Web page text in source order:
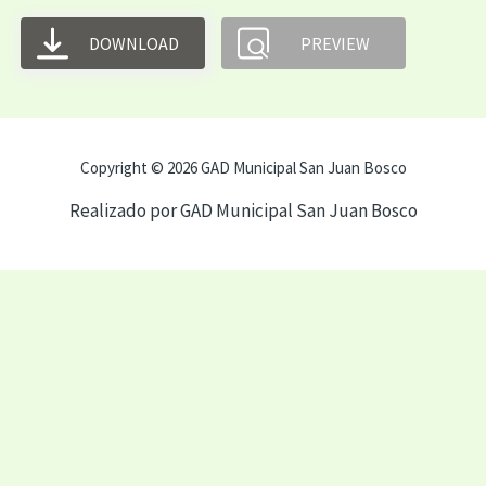
DOWNLOAD PREVIEW
Copyright © 2026 GAD Municipal San Juan Bosco
Realizado por GAD Municipal San Juan Bosco